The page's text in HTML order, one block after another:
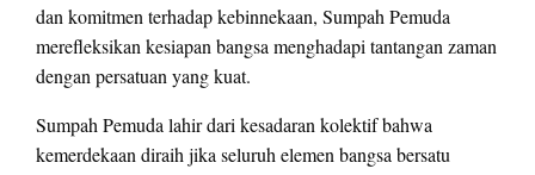
dan komitmen terhadap kebinnekaan, Sumpah Pemuda
merefleksikan kesiapan bangsa menghadapi tantangan zaman
dengan persatuan yang kuat.
Sumpah Pemuda lahir dari kesadaran kolektif bahwa
kemerdekaan diraih jika seluruh elemen bangsa bersatu